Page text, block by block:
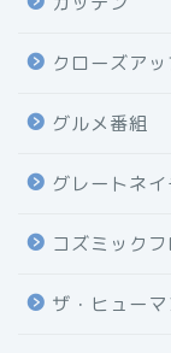
クローズア
グルメ番組
グレートネ
コズミック
ザ・ヒューマ